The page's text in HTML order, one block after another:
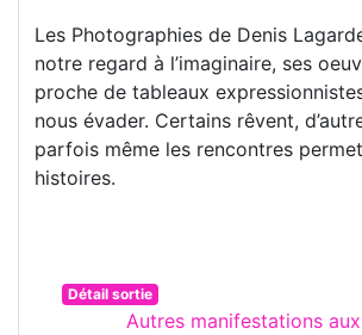
Les Photographies de Denis
notre regard à l’imaginaire, ses
proche de tableaux
nous évader. Certains rêvent,
parfois même les rencontres
histoires.
Détail sortie
Autres manifestations